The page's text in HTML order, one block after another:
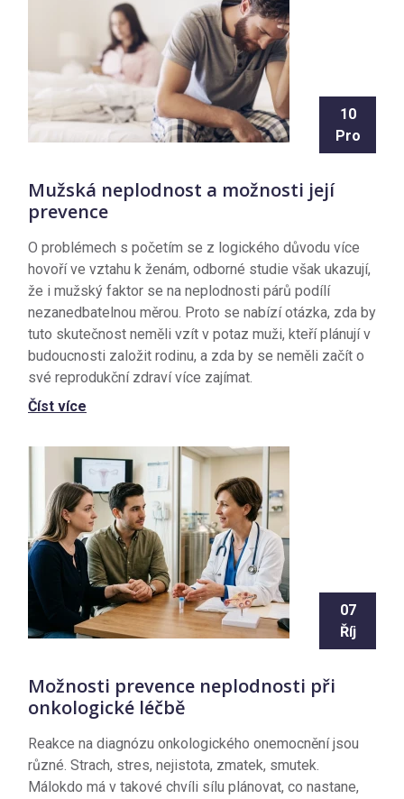
10
Pro
Mužská neplodnost a možnosti její
prevence
O problémech s početím se z logického důvodu více
hovoří ve vztahu k ženám, odborné studie však ukazují,
že i mužský faktor se na neplodnosti párů podílí
nezanedbatelnou měrou. Proto se nabízí otázka, zda by
tuto skutečnost neměli vzít v potaz muži, kteří plánují v
budoucnosti založit rodinu, a zda by se neměli začít o
své reprodukční zdraví více zajímat.
Číst více
07
Říj
Možnosti prevence neplodnosti při
onkologické léčbě
Reakce na diagnózu onkologického onemocnění jsou
různé. Strach, stres, nejistota, zmatek, smutek.
Málokdo má v takové chvíli sílu plánovat, co nastane,